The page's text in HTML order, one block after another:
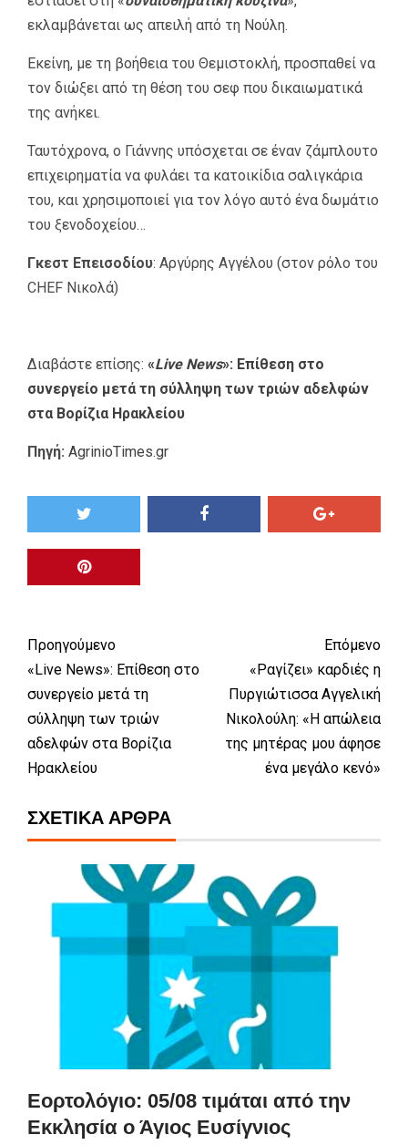
εκλαμβάνεται ως απειλή από τη Νούλη.
Εκείνη, με τη βοήθεια του Θεμιστοκλή, προσπαθεί να
τον διώξει από τη θέση του σεφ που δικαιωματικά
της ανήκει.
Ταυτόχρονα, ο Γιάννης υπόσχεται σε έναν ζάμπλουτο
επιχειρηματία να φυλάει τα κατοικίδια σαλιγκάρια
του, και χρησιμοποιεί για τον λόγο αυτό ένα δωμάτιο
του ξενοδοχείου…
Γκεστ Επεισοδίου: Αργύρης Αγγέλου (στον ρόλο του
CHEF Νικολά)
Διαβάστε επίσης: «Live News»: Επίθεση στο
συνεργείο μετά τη σύλληψη των τριών αδελφών
στα Βορίζια Ηρακλείου
Πηγή: AgrinioTimes.gr
Προηγούμενο
«Live News»: Επίθεση στο
συνεργείο μετά τη
σύλληψη των τριών
αδελφών στα Βορίζια
Ηρακλείου
Επόμενο
«Ραγίζει» καρδιές η
Πυργιώτισσα Αγγελική
Νικολούλη: «Η απώλεια
της μητέρας μου άφησε
ένα μεγάλο κενό»
ΣΧΕΤΙΚΆ ΆΡΘΡΑ
Εορτολόγιο: 05/08 τιμάται από την
Εκκλησία ο Άγιος Ευσίγνιος